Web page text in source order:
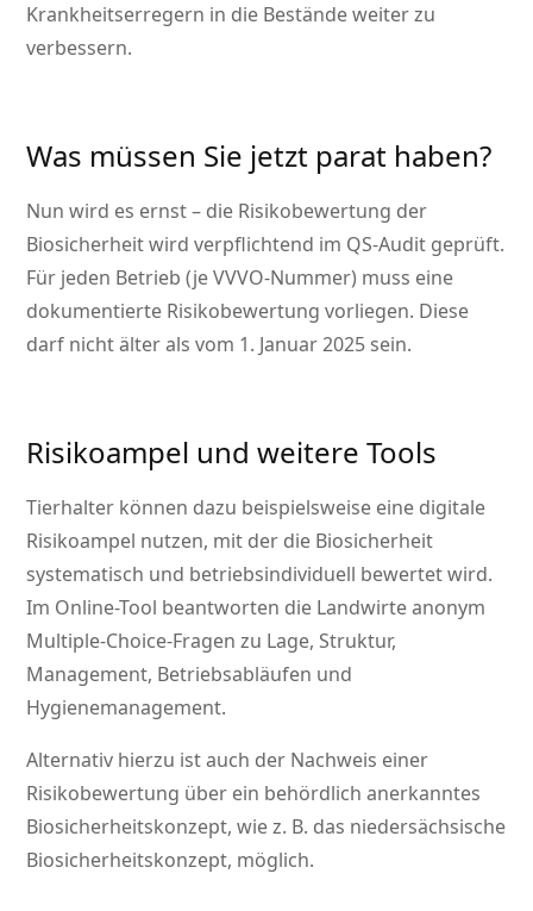
Krankheitserregern in die Bestände weiter zu
verbessern.
Was müssen Sie jetzt parat haben?
Nun wird es ernst – die Risikobewertung der
Biosicherheit wird verpflichtend im QS-Audit geprüft.
Für jeden Betrieb (je VVVO-Nummer) muss eine
dokumentierte Risikobewertung vorliegen. Diese
darf nicht älter als vom 1. Januar 2025 sein.
Risikoampel und weitere Tools
Tierhalter können dazu beispielsweise eine digitale
Risikoampel nutzen, mit der die Biosicherheit
systematisch und betriebsindividuell bewertet wird.
Im Online-Tool beantworten die Landwirte anonym
Multiple-Choice-Fragen zu Lage, Struktur,
Management, Betriebsabläufen und
Hygienemanagement.
Alternativ hierzu ist auch der Nachweis einer
Risikobewertung über ein behördlich anerkanntes
Biosicherheitskonzept, wie z. B. das niedersächsische
Biosicherheitskonzept, möglich.